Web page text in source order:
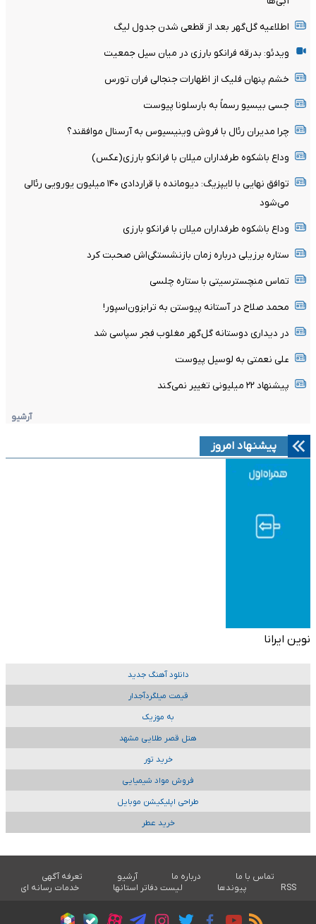
اطلاعیه گل‌گهر بعد از قطعی شدن جدول لیگ
ویدئو: بدرقه فرانکو بارزی در میان سیل جمعیت
خشم پنهان فلیک از اظهارات جنجالی فران تورس
جسی بیسیو رسماً به بارسلونا پیوست
چرا مدیران رئال با فروش وینیسیوس به آرسنال موافقند؟
وداع باشکوه طرفداران میلان با فرانکو بارزی(عکس)
توافق نهایی با لایپزیگ: دیومانده با قراردادی ۱۴۰ میلیون یورویی رئالی
می‌شود
وداع باشکوه طرفداران میلان با فرانکو بارزی
ستاره برزیلی درباره زمان بازنشستگی‌اش صحبت کرد
تماس منچسترسیتی با ستاره چلسی
محمد صلاح در آستانه پیوستن به ترابزون‌اسپور!
در دیداری دوستانه گل‌گهر مغلوب فجر سپاسی شد
علی نعمتی به لوسیل پیوست
پیشنهاد ۲۲ میلیونی تغییر نمی‌کند
آرشیو
پیشنهاد امروز
نوین ایرانا
دانلود آهنگ جدید
قیمت میلگردآجدار
به موزیک
هتل قصر طلایی مشهد
خرید تور
فروش مواد شیمیایی
طراحی اپلیکیشن موبایل
خرید عطر
تماس با ما درباره ما آرشیو
تعرفه آگهی
RSS
پیوندها لیست دفاتر استانها خدمات رسانه ای